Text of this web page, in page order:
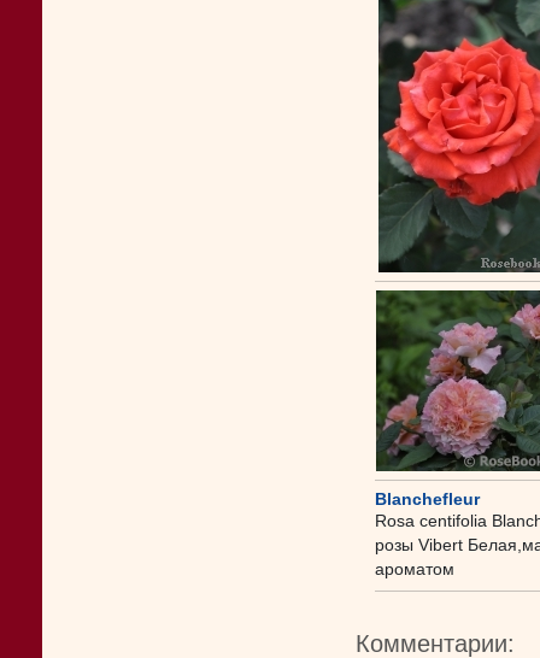
Blanchefleur
Rosa centifolia
розы Vibert
ароматом
Комментарии: